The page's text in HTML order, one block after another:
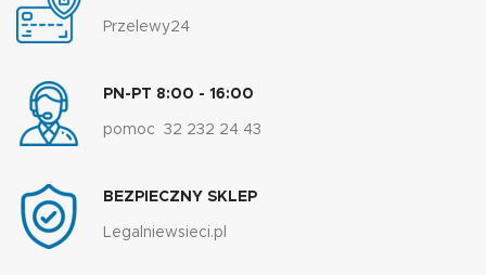
Przelewy24
PN-PT 8:00 - 16:00
pomoc 32 232 24 43
BEZPIECZNY SKLEP
Legalniewsieci.pl